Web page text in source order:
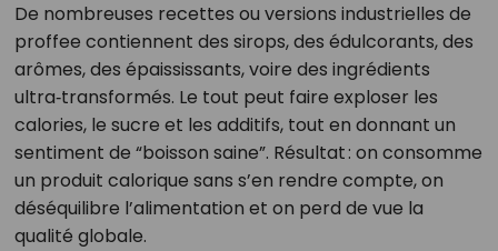
De nombreuses recettes ou versions industrielles de
proffee contiennent des sirops, des édulcorants, des
arômes, des épaississants, voire des ingrédients
ultra‑transformés. Le tout peut faire exploser les
calories, le sucre et les additifs, tout en donnant un
sentiment de “boisson saine”. Résultat : on consomme
un produit calorique sans s’en rendre compte, on
déséquilibre l’alimentation et on perd de vue la
qualité globale.